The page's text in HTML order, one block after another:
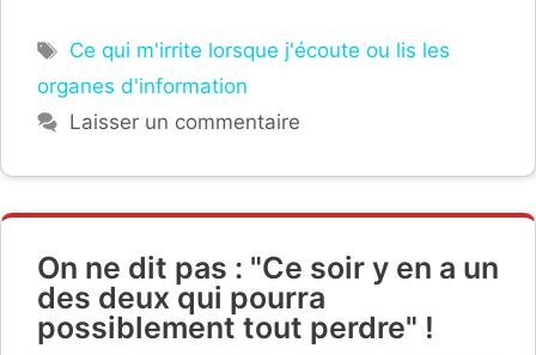
Étiquettes
Ce qui m'irrite lorsque j'écoute ou lis les
organes d'information
Laisser un commentaire
On ne dit pas : "Ce soir y en a un
des deux qui pourra
possiblement tout perdre" !